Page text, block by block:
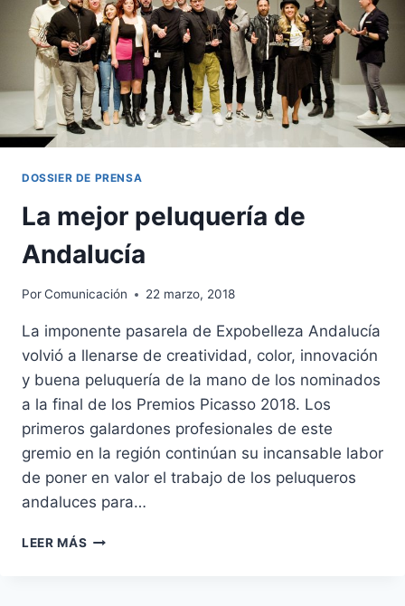
DOSSIER DE PRENSA
La mejor peluquería de
Andalucía
PorComunicación 22 marzo, 2018
La imponente pasarela de Expobelleza Andalucía
volvió a llenarse de creatividad, color, innovación
y buena peluquería de la mano de los nominados
a la final de los Premios Picasso 2018. Los
primeros galardones profesionales de este
gremio en la región continúan su incansable labor
de poner en valor el trabajo de los peluqueros
andaluces para…
LEER MÁS LA